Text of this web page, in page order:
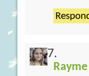
Rayme